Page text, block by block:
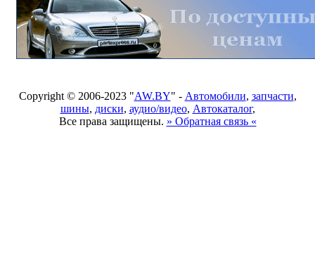
Copyright © 2006-2023 "AW.BY" - Автомобили, запчасти,
шины, диски, аудио/видео, Автокаталог,
Все права защищены. » Обратная связь «